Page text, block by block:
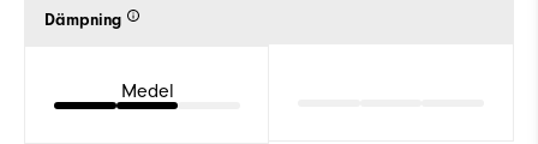
Dämpning
Medel